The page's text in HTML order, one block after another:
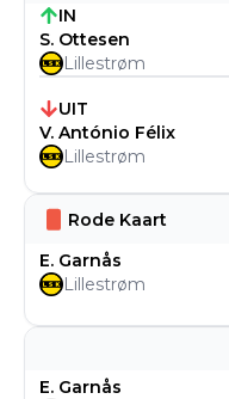
E. Garnås
Rode Kaart
E. Garnås
Lillestrøm
IN
S. Ottesen
Lillestrøm
UIT
V. António Félix
Lillestrøm